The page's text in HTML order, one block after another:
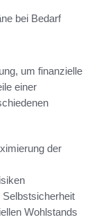
bei Bedarf
um finanzielle
einer
der
Selbstsicherheit
Wohlstands